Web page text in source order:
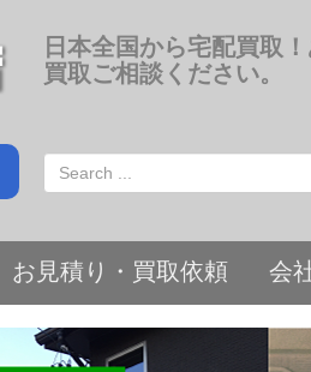
日本全国から宅配買取
買取ご相談ください。
お見積り・買取依頼 会